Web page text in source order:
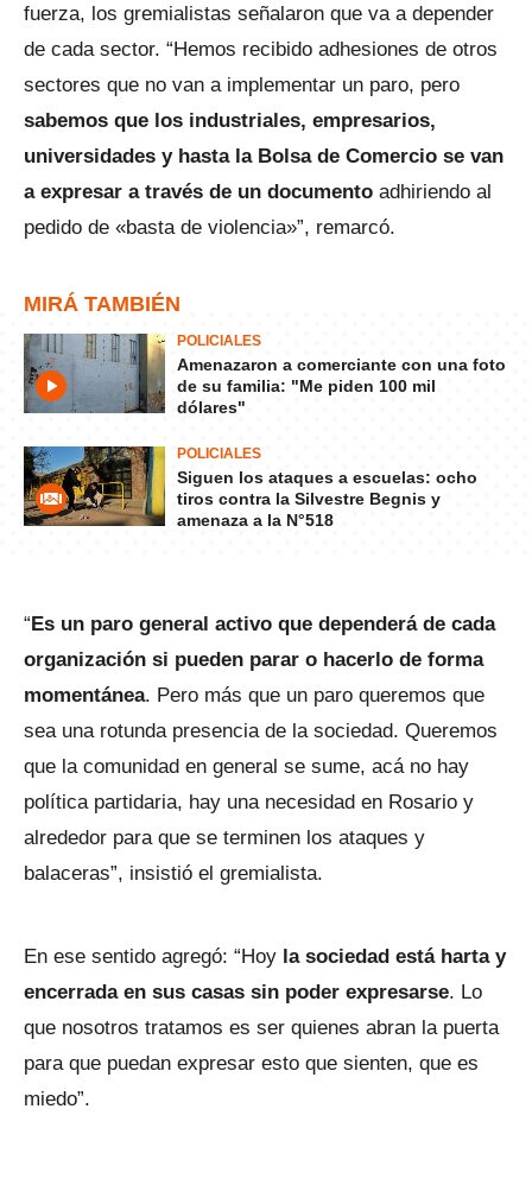
fuerza, los gremialistas señalaron que va a depender
de cada sector. “Hemos recibido adhesiones de otros
sectores que no van a implementar un paro, pero
sabemos que los industriales, empresarios,
universidades y hasta la Bolsa de Comercio se van
a expresar a través de un documento adhiriendo al
pedido de «basta de violencia»”, remarcó.
MIRÁ TAMBIÉN
POLICIALES
Amenazaron a comerciante con una foto
de su familia: "Me piden 100 mil
dólares"
POLICIALES
Siguen los ataques a escuelas: ocho
tiros contra la Silvestre Begnis y
amenaza a la N°518
“ Es un paro general activo que dependerá de cada
organización si pueden parar o hacerlo de forma
momentánea. Pero más que un paro queremos que
sea una rotunda presencia de la sociedad. Queremos
que la comunidad en general se sume, acá no hay
política partidaria, hay una necesidad en Rosario y
alrededor para que se terminen los ataques y
balaceras”, insistió el gremialista.
En ese sentido agregó: “Hoy la sociedad está harta y
encerrada en sus casas sin poder expresarse. Lo
que nosotros tratamos es ser quienes abran la puerta
para que puedan expresar esto que sienten, que es
miedo”.